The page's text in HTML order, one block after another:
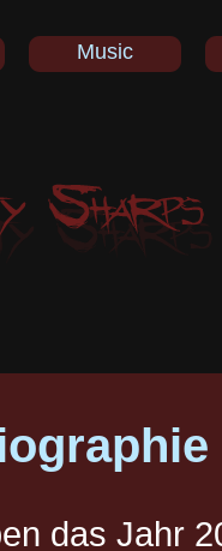
Music
das Jahr